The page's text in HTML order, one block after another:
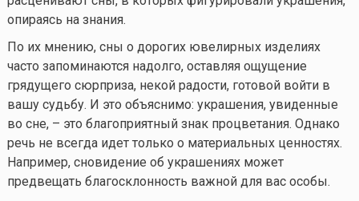
опираясь на знания.
По их мнению, сны о дорогих ювелирных изделиях
часто запоминаются надолго, оставляя ощущение
грядущего сюрприза, некой радости, готовой войти в
вашу судьбу. И это объяснимо: украшения, увиденные
во сне, – это благоприятный знак процветания. Однако
речь не всегда идет только о материальных ценностях.
Например, сновидение об украшениях может
предвещать благосклонность важной для вас особы.